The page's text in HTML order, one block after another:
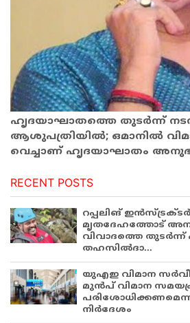
ഹൃദയാഘാതത്തെ തുടര്‍ന്ന്​
ആശുപത്രിയിൽ; ഒമാനിൽ
വെച്ചാണ്​ ഹൃദയാഘാതം
RECENT POSTS
റപ്പലിങ്
മൃതദേഹത്തോട്
വിവാദത്തെ തുടർന്ന്
തഹസിൽദാ...
യുഎഇ വിമാന
മുൻപ് വിമാന
നിർദേശം